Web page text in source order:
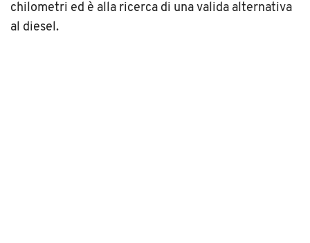
chilometri ed è alla ricerca di una valida alternativa
al diesel.